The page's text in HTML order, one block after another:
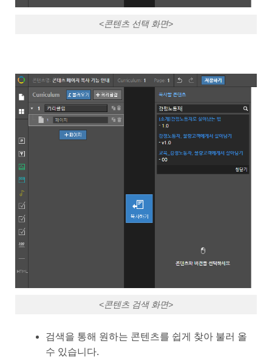
<콘텐츠 선택 화면>
<콘텐츠 검색 화면>
검색을 통해 원하는 콘텐츠를 쉽게 찾아 불러 올
수 있습니다.